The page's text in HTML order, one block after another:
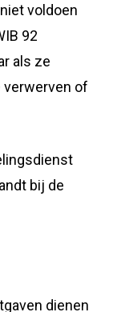
voldoen
92
als ze
verwerven of
bij de
dienen